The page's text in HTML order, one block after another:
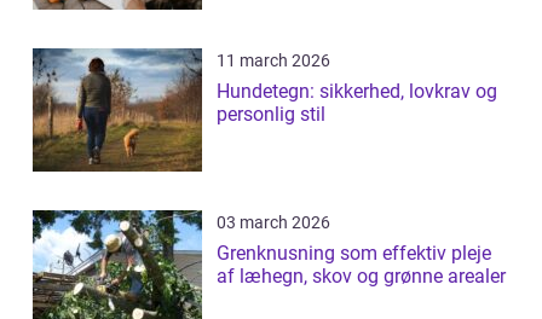
11 march 2026
Hundetegn: sikkerhed, lovkrav og
personlig stil
03 march 2026
Grenknusning som effektiv pleje
af læhegn, skov og grønne arealer